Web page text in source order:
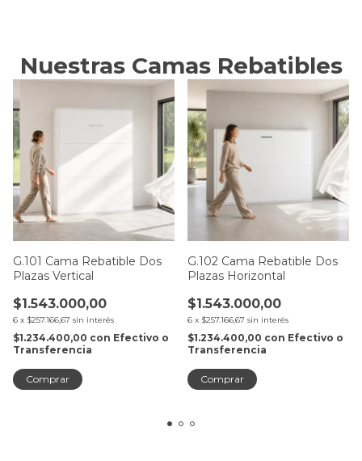
Nuestras Camas Rebatibles
G.101 Cama Rebatible Dos
Plazas Vertical
$1.543.000,00
6 x $257.166,67 sin interés
$1.234.400,00 con Efectivo o
Transferencia
Comprar
G.102 Cama Rebatible Dos
Plazas Horizontal
$1.543.000,00
6 x $257.166,67 sin interés
$1.234.400,00 con Efectivo o
Transferencia
Comprar